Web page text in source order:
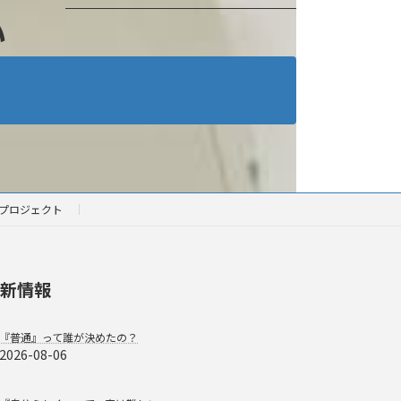
ロジェクト
情報
『普通』って誰が決めたの？
2026-08-06